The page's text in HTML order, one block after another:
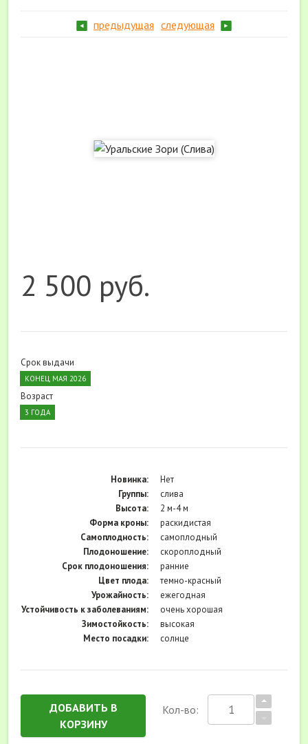
предыдущая следующая
2 500 руб.
Срок выдачи
КОНЕЦ МАЯ 2026
Возраст
3 ГОДА
Новинка:
Нет
Группы:
слива
Высота:
2 м-4 м
Форма кроны:
раскидистая
Самоплодность:
самоплодный
Плодоношение:
скороплодный
Cрок плодоношения:
ранние
Цвет плода:
темно-красный
Урожайность:
ежегодная
Устойчивость к заболеваниям:
очень хорошая
Зимостойкость:
высокая
Место посадки:
солнце
ДОБАВИТЬ В
КОРЗИНУ
Кол-во: